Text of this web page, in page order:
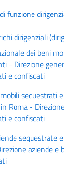
funzione
dirigenziali
dei beni
- Direzione
e confiscati
sequestrati
Roma -
e confiscati
sequestrate
aziende e